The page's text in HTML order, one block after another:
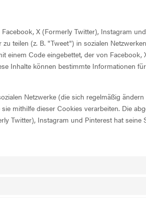
X (Formerly Twitter), Instagram
teilen (z. B. "Tweet") in sozialen
einem Code eingebettet, der von
Inhalte können bestimmte Informationen
Netzwerke (die sich regelmäßig
mithilfe dieser Cookies verarbeiten. Die
Twitter), Instagram und Pinterest hat seine